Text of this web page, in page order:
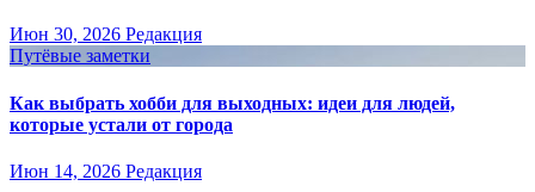
Июн 30, 2026 Редакция
Путёвые заметки
Как выбрать хобби для выходных: идеи для людей,
которые устали от города
Июн 14, 2026 Редакция